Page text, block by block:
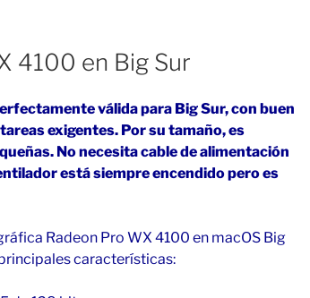
4100 en Big Sur
válida para Big Sur, con buen
exigentes. Por su tamaño, es
No necesita cable de alimentación
está siempre encendido pero es
Radeon Pro WX 4100 en macOS Big
principales características: